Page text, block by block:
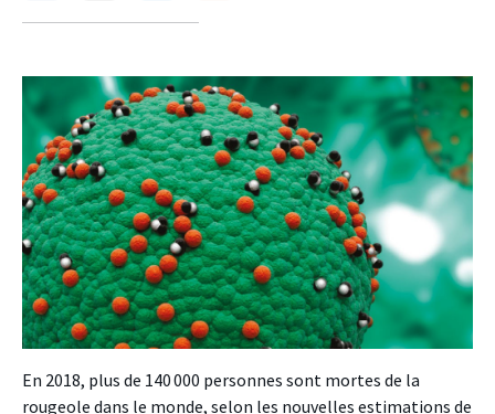
En 2018, plus de 140 000 personnes sont mortes de la
rougeole dans le monde, selon les nouvelles estimations de